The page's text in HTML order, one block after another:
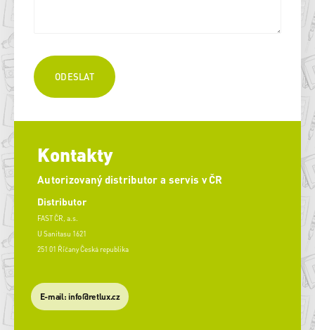
Kontakty
Autorizovaný distributor a servis v ČR
Distributor
FAST ČR, a.s.
U Sanitasu 1621
251 01 Říčany Česká republika
E-mail: info@retlux.cz